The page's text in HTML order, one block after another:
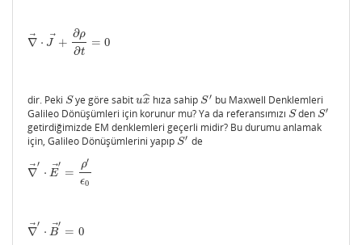
∇⃗ ⋅ J +
∂ρ
∂t
= 0
∇ →⋅J →+ ∂ρ∂ =0
dir. Peki S
Sye göre sabit ux
ˆ
ux^ hıza sahipS′
S′ bu Maxwell Denklemleri
Galileo Dönüşümleri için korunur mu? Ya da referansımızı S
Sden S′
S′
getirdiğimizde EM denklemleri geçerli midir? Bu durumu anlamak
için, Galileo Dönüşümlerini yapıp S′
S′ de
∇⃗′
⋅ E⃗′
=
ρ′
ϵ0
∇→′ ⋅E→′= ρ′ϵ0
∇⃗′
⋅ B⃗′
= 0
∇→ ⋅B →′= 0